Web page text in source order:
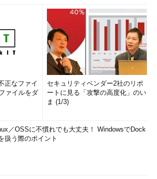
正なファイ
ァイルをダ
セキュリティベンダー2社のリポ
ートに見る「攻撃の高度化」のい
ま (1/3)
／OSSに不慣れでも大丈夫！ WindowsでDock
扱う際のポイント